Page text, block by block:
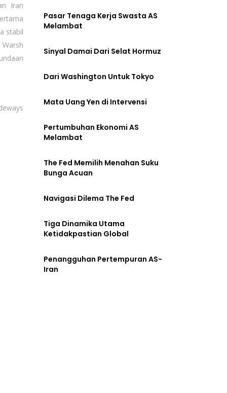
Iran
stabil
Pasar Tenaga Kerja Swasta AS
Melambat
Sinyal Damai Dari Selat Hormuz
Dari Washington Untuk Tokyo
Mata Uang Yen di Intervensi
Pertumbuhan Ekonomi AS
Melambat
The Fed Memilih Menahan Suku
Bunga Acuan
Navigasi Dilema The Fed
Tiga Dinamika Utama
Ketidakpastian Global
Penangguhan Pertempuran AS-
Iran